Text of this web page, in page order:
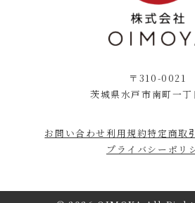
〒310-0021
茨城県水戸市南町一
お問い合わせ利用規約特定商取
プライバシーポリ